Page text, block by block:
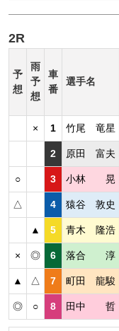
2R
予
想
雨
予
想
車
番
選手名
× 1 竹尾 竜星
2 原田 富夫
○ 3 小林 晃
△ 4 猿谷 敦史
▲ 5 青木 隆浩
× ◎ 6 落合 淳
▲ △ 7 町田 龍駿
◎ ○ 8 田中 哲